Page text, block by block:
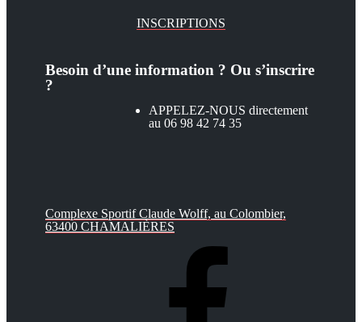
INSCRIPTIONS
Besoin d’une information ? Ou s’inscrire
?
APPELEZ-NOUS directement
au 06 98 42 74 35
Complexe Sportif Claude Wolff, au Colombier,
63400 CHAMALIÈRES